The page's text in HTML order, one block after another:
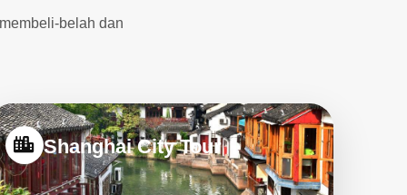
belah dan
Shanghai City Tour